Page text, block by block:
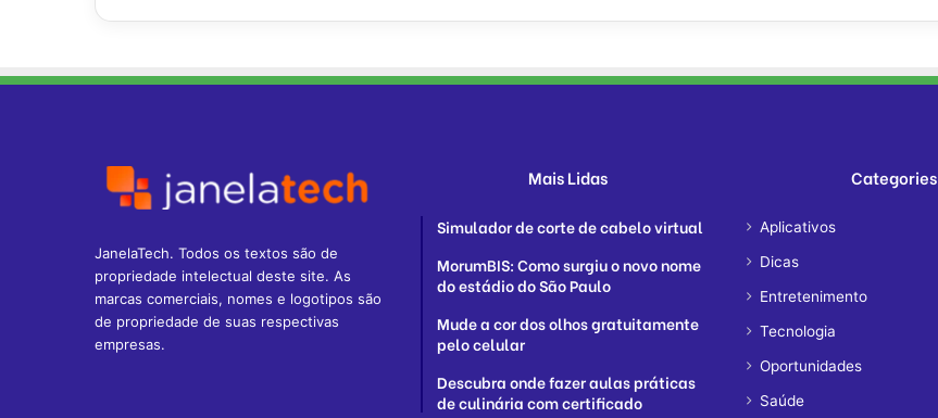
JanelaTech. Todos os textos são de
propriedade intelectual deste site. As
marcas comerciais, nomes e logotipos são
de propriedade de suas respectivas
empresas.
Mais Lidas
Simulador de corte de cabelo virtual
MorumBIS: Como surgiu o novo nome
do estádio do São Paulo
Mude a cor dos olhos gratuitamente
pelo celular
Descubra onde fazer aulas práticas
de culinária com certificado
Categories
Aplicativos
Dicas
Entretenimento
Tecnologia
Oportunidades
Saúde